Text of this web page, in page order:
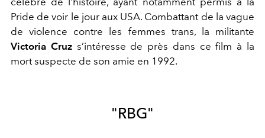
Pride de voir le jour aux USA. Combattant de la vague
de violence contre les femmes trans, la militante
Victoria Cruzs’intéresse de près dans ce film à la
mort suspecte de son amie en 1992.
"RBG"